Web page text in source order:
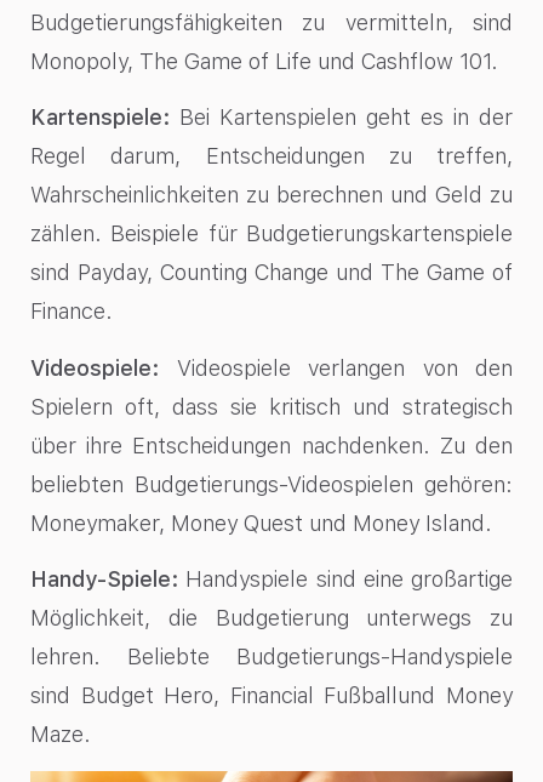
Budgetierungsfähigkeiten zu vermitteln, sind
Monopoly, The Game of Life und Cashflow 101.
Kartenspiele: Bei Kartenspielen geht es in der
Regel darum, Entscheidungen zu treffen,
Wahrscheinlichkeiten zu berechnen und Geld zu
zählen. Beispiele für Budgetierungskartenspiele
sind Payday, Counting Change und The Game of
Finance.
Videospiele: Videospiele verlangen von den
Spielern oft, dass sie kritisch und strategisch
über ihre Entscheidungen nachdenken. Zu den
beliebten Budgetierungs-Videospielen gehören:
Moneymaker, Money Quest und Money Island.
Handy-Spiele: Handyspiele sind eine großartige
Möglichkeit, die Budgetierung unterwegs zu
lehren. Beliebte Budgetierungs-Handyspiele
sind Budget Hero, Financial Fußballund Money
Maze.